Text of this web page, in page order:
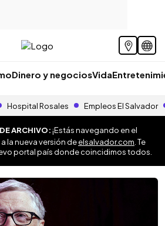
Dinero y negociosVida
Hospital Rosales Empleos El Salvador
ARCHIVO:¡Estás navegando en el
la nueva versión deelsalvador.com . Te
portal país donde coincidimos todos.